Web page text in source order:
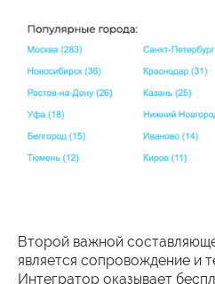
Второй важной
является сопровождение и
Интегратор оказывает